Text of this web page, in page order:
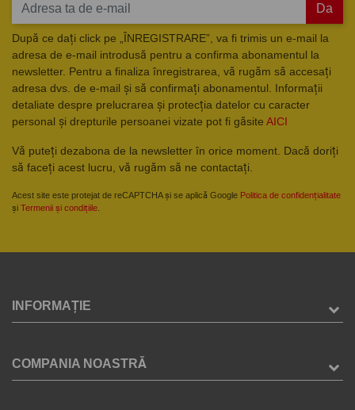
Da
După ce dați click pe „ÎNREGISTRARE”, va fi trimis un e-mail la
adresa de e-mail introdusă pentru a confirma abonamentul la
newsletter. Pentru a finaliza înregistrarea, vă rugăm să accesați
adresa dvs. de e-mail și să confirmați abonamentul. Informații
detaliate despre prelucrarea și protecția datelor cu caracter
personal și drepturile persoanei vizate pot fi găsite AICI
Vă puteți dezabona de la newsletter în orice moment. Dacă doriți
să faceți acest lucru, vă rugăm să ne contactați.
Acest site este protejat de reCAPTCHA și se aplică Google Politica de confidențialitate
și Termenii și condițiile
INFORMAȚIE
COMPANIA NOASTRĂ